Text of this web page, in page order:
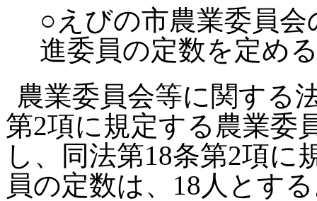
○えびの市農業委員
進委員の定数を定め
農業委員会等に関する
第2項に規定する農業委
し、同法第18条第2項に
員の定数は、18人とす